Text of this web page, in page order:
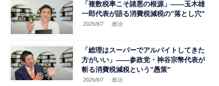
「複数税率こそ諸悪の根源」――玉木雄
一郎代表が語る消費税減税の”落とし穴”
2026/8/7 .政治
「総理はスーパーでアルバイトしてきた
方がいい」――参政党・神谷宗幣代表が
斬る消費税減税という”愚策”
2026/8/7 .政治